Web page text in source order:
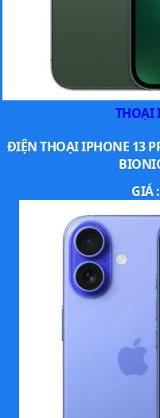
Các phiên bản
có bốn tùy chọn màu
và Space Black. Tất cả
giản, phù hợp với nhiều
Màn hình OLED
iPhone Air sở hữu màn
ProMotion, hỗ trợ tần
nghiệm cuộn lướt, xem
THOẠI
ĐIỆN THOẠI IPHONE 13
GIÁ :